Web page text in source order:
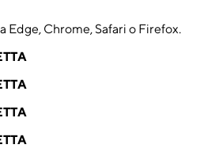
Edge, Chrome, Safari o Firefox.